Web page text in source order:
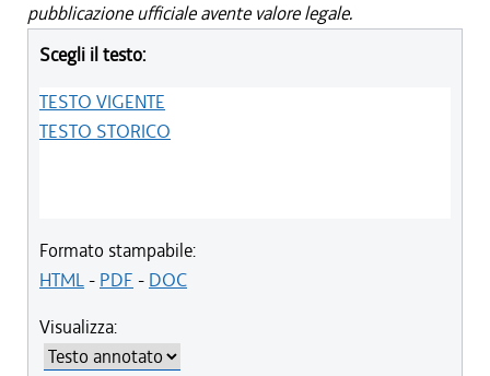
pubblicazione ufficiale avente valore legale.
Scegli il testo:
TESTO VIGENTE
TESTO STORICO
Formato stampabile:
HTML- PDF - DOC
Visualizza: